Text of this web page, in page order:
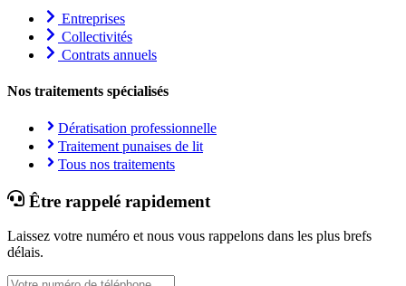
Entreprises
Collectivités
Contrats annuels
Nos traitements spécialisés
Dératisation professionnelle
Traitement punaises de lit
Tous nos traitements
Être rappelé rapidement
Laissez votre numéro et nous vous rappelons dans les plus brefs
délais.